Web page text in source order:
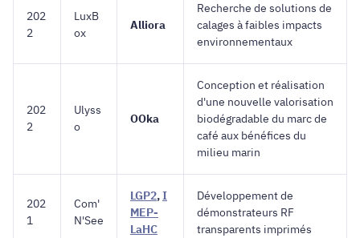
202
2
LuxB
ox
Alliora
Recherche de solutions de
calages à faibles impacts
environnementaux
202
2
Ulyss
o
OOka
Conception et réalisation
d'une nouvelle valorisation
biodégradable du marc de
café aux bénéfices du
milieu marin
202
1
Com'
N'See
LGP2,I
MEP-
LaHC
Développement de
démonstrateurs RF
transparents imprimés